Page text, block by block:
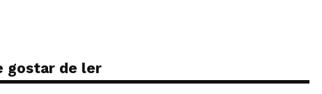
gostar de ler